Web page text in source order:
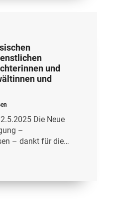
und
und
Die Neue
–
– dankt für die…